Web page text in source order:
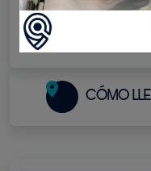
CÓMO